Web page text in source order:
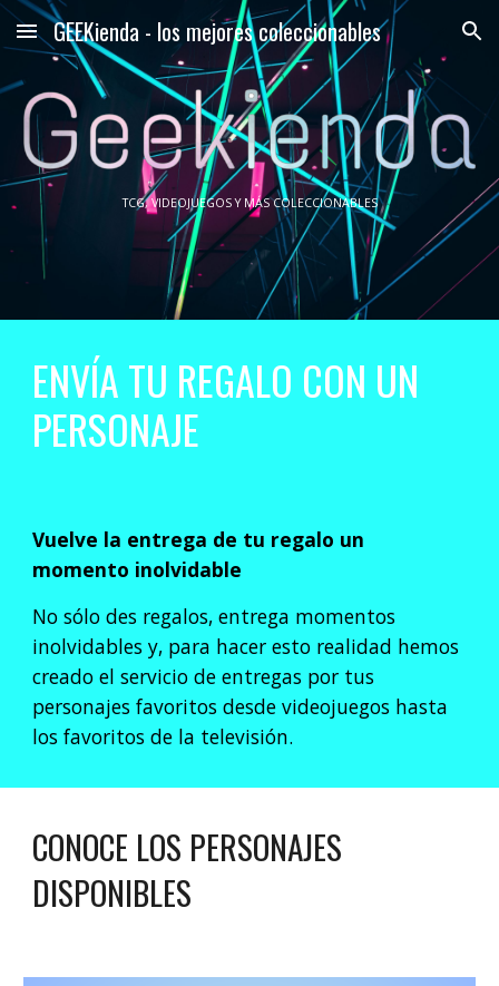
Skip to main content Skip to navigation
GEEKienda - los mejores coleccionables
TCG, VIDEOJUEGOS Y MÁS COLECCIONABLES
ENVÍA TU REGALO CON UN
PERSONAJE
Vuelve la entrega de tu regalo un
momento inolvidable
No sólo des regalos, entrega momentos
inolvidables y, para hacer esto realidad hemos
creado el servicio de entregas por tus
personajes favoritos desde videojuegos hasta
los favoritos de la televisión.
CONOCE LOS PERSONAJES
DISPONIBLES